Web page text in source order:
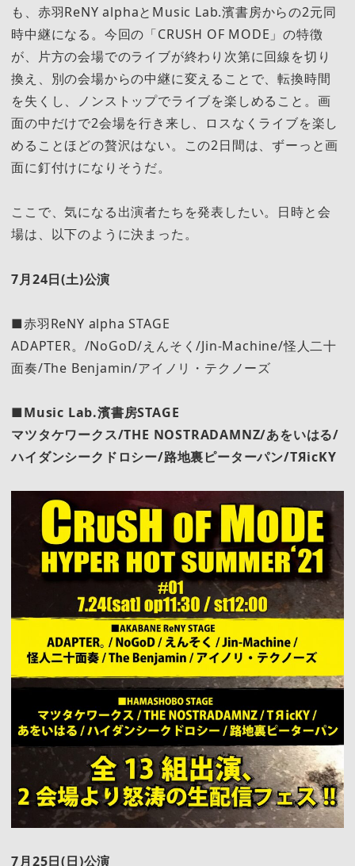
も、赤羽ReNY alphaとMusic Lab.濱書房からの2元同
時中継になる。今回の「CRUSH OF MODE」の特徴
が、片方の会場でのライブが終わり次第に回線を切り
換え、別の会場からの中継に変えることで、転換時間
を失くし、ノンストップでライブを楽しめること。画
面の中だけで2会場を行き来し、ロスなくライブを楽し
めることほどの贅沢はない。この2日間は、ずーっと画
面に釘付けになりそうだ。
ここで、気になる出演者たちを発表したい。日時と会
場は、以下のように決まった。
7月24日(土)公演
■赤羽ReNY alpha STAGE
ADAPTER。/NoGoD/えんそく/Jin-Machine/怪人二十
面奏/The Benjamin/アイノリ・テクノーズ
■Music Lab.濱書房STAGE
マツタケワークス/THE NOSTRADAMNZ/あをいはる/
ハイダンシークドロシー/路地裏ピーターパン/TЯicKY
7月25日(日)公演